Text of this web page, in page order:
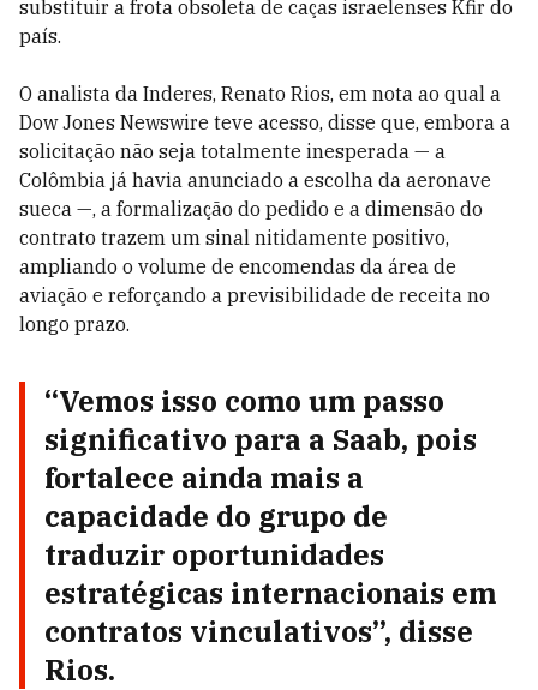
substituir a frota obsoleta de caças israelenses Kfir do
país.
O analista da Inderes, Renato Rios, em nota ao qual a
Dow Jones Newswire teve acesso, disse que, embora a
solicitação não seja totalmente inesperada — a
Colômbia já havia anunciado a escolha da aeronave
sueca —, a formalização do pedido e a dimensão do
contrato trazem um sinal nitidamente positivo,
ampliando o volume de encomendas da área de
aviação e reforçando a previsibilidade de receita no
longo prazo.
“Vemos isso como um passo
significativo para a Saab, pois
fortalece ainda mais a
capacidade do grupo de
traduzir oportunidades
estratégicas internacionais em
contratos vinculativos”, disse
Rios.